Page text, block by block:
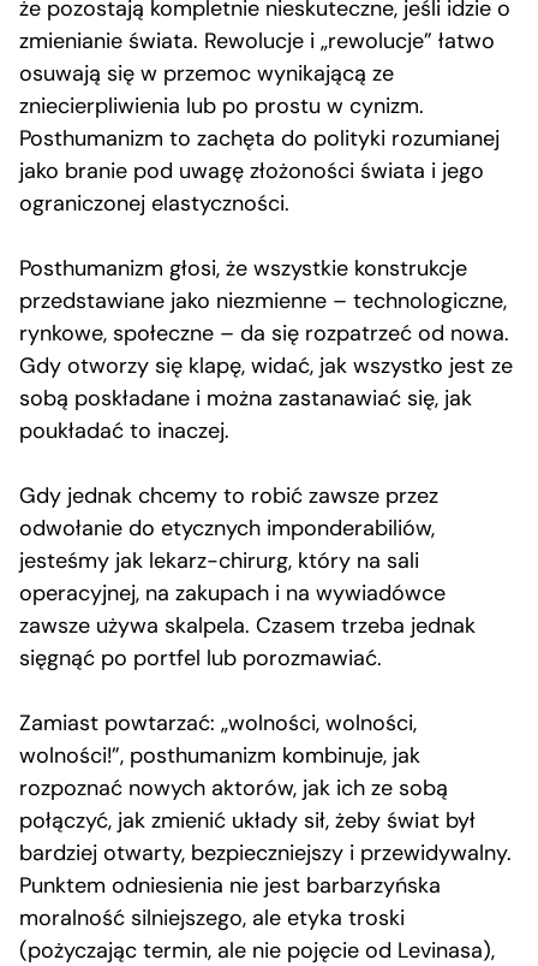
że pozostają kompletnie nieskuteczne, jeśli idzie o
zmienianie świata. Rewolucje i „rewolucje” łatwo
osuwają się w przemoc wynikającą ze
zniecierpliwienia lub po prostu w cynizm.
Posthumanizm to zachęta do polityki rozumianej
jako branie pod uwagę złożoności świata i jego
ograniczonej elastyczności.
Posthumanizm głosi, że wszystkie konstrukcje
przedstawiane jako niezmienne – technologiczne,
rynkowe, społeczne – da się rozpatrzeć od nowa.
Gdy otworzy się klapę, widać, jak wszystko jest ze
sobą poskładane i można zastanawiać się, jak
poukładać to inaczej.
Gdy jednak chcemy to robić zawsze przez
odwołanie do etycznych imponderabiliów,
jesteśmy jak lekarz-chirurg, który na sali
operacyjnej, na zakupach i na wywiadówce
zawsze używa skalpela. Czasem trzeba jednak
sięgnąć po portfel lub porozmawiać.
Zamiast powtarzać: „wolności, wolności,
wolności!”, posthumanizm kombinuje, jak
rozpoznać nowych aktorów, jak ich ze sobą
połączyć, jak zmienić układy sił, żeby świat był
bardziej otwarty, bezpieczniejszy i przewidywalny.
Punktem odniesienia nie jest barbarzyńska
moralność silniejszego, ale etyka troski
(pożyczając termin, ale nie pojęcie od Levinasa),